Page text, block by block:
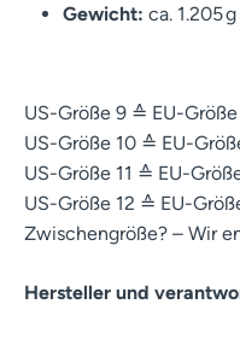
Gewicht: ca. 1.205
US-Größe 9 ≙ EU-
US-Größe 10 ≙ EU-
US-Größe 11 ≙ EU-
US-Größe 12 ≙ EU-
Zwischengröße? – Wir
Hersteller und